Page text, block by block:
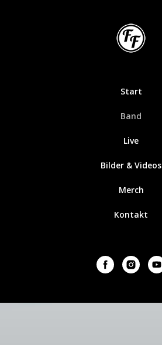
Start
Band
Live
Bilder & Videos
Merch
Kontakt